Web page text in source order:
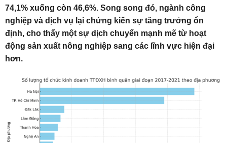
74,1% xuống còn 46,6%. Song song đó, ngành công
nghiệp và dịch vụ lại chứng kiến sự tăng trưởng ổn
định, cho thấy một sự dịch chuyển mạnh mẽ từ hoạt
động sản xuất nông nghiệp sang các lĩnh vực hiện đại
hơn.